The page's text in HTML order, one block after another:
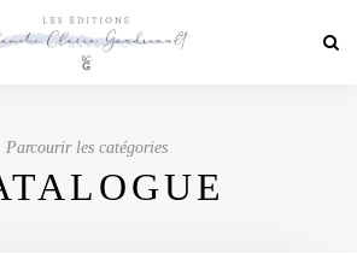
Parcourir les catégories